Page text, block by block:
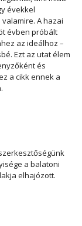
évekkel
A hazai
évben próbált
az ideálhoz –
Ezt az utat élem
és
a cikk ennek a
a balatoni
elhajózott.